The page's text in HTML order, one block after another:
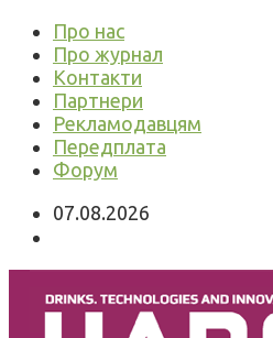
Про нас
Про журнал
Контакти
Партнери
Рекламодавцям
Передплата
Форум
07.08.2026